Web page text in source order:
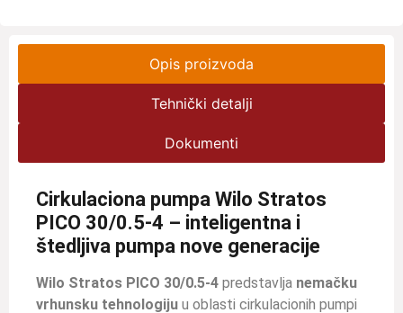
Opis proizvoda
Tehnički detalji
Dokumenti
Cirkulaciona pumpa Wilo Stratos
PICO 30/0.5-4 – inteligentna i
štedljiva pumpa nove generacije
Wilo Stratos PICO 30/0.5-4 predstavlja nemačku
vrhunsku tehnologiju u oblasti cirkulacionih pumpi